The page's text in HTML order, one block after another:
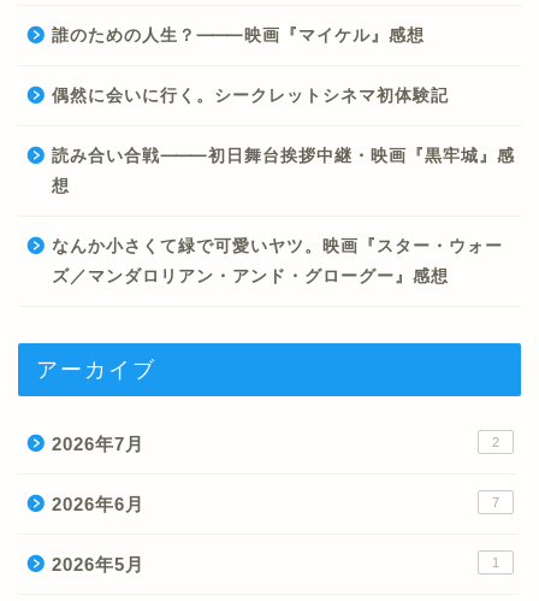
誰のための人生？⸻映画『マイケル』感想
偶然に会いに行く。シークレットシネマ初体験記
読み合い合戦⸻初日舞台挨拶中継・映画『黒牢城』感
想
なんか小さくて緑で可愛いヤツ。映画『スター・ウォー
ズ／マンダロリアン・アンド・グローグー』感想
アーカイブ
2026年7月 2
2026年6月 7
2026年5月 1